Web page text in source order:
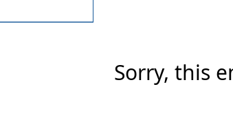
Sorry, this